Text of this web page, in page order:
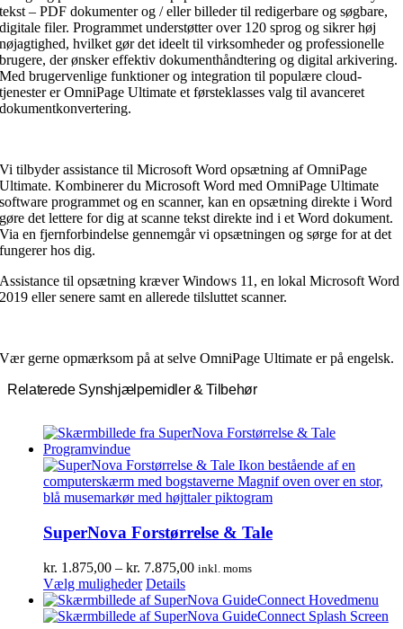
tekst – PDF dokumenter og / eller billeder til redigerbare og søgbare,
digitale filer. Programmet understøtter over 120 sprog og sikrer høj
nøjagtighed, hvilket gør det ideelt til virksomheder og professionelle
brugere, der ønsker effektiv dokumenthåndtering og digital arkivering.
Med brugervenlige funktioner og integration til populære cloud-
tjenester er OmniPage Ultimate et førsteklasses valg til avanceret
dokumentkonvertering.
Vi tilbyder assistance til Microsoft Word opsætning af OmniPage
Ultimate. Kombinerer du Microsoft Word med OmniPage Ultimate
software programmet og en scanner, kan en opsætning direkte i Word
gøre det lettere for dig at scanne tekst direkte ind i et Word dokument.
Via en fjernforbindelse gennemgår vi opsætningen og sørge for at det
fungerer hos dig.
Assistance til opsætning kræver Windows 11, en lokal Microsoft Word
2019 eller senere samt en allerede tilsluttet scanner.
Vær gerne opmærksom på at selve OmniPage Ultimate er på engelsk.
Relaterede Synshjælpemidler & Tilbehør
SuperNova Forstørrelse & Tale
kr. 1.875,00 – kr. 7.875,00Prisinterval:
til
kr. 7.875,00
inkl. moms
Vælg muligheder Dette
vare
har
Details